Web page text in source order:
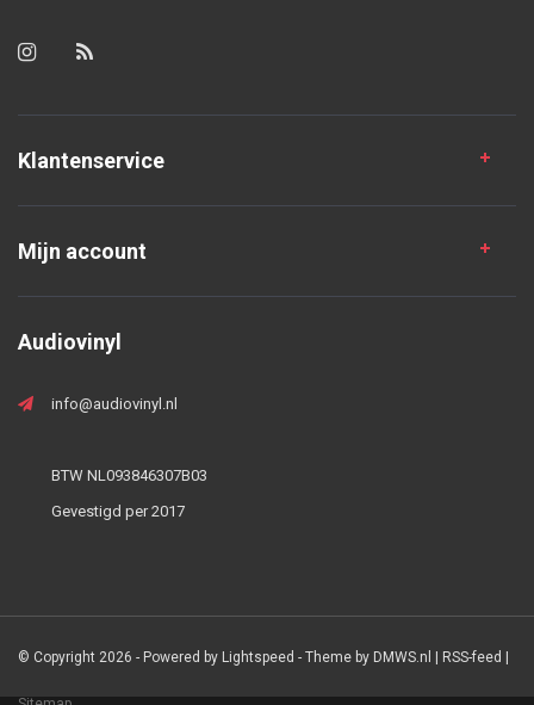
Klantenservice
Mijn account
Audiovinyl
info@audiovinyl.nl
BTW NL093846307B03
Gevestigd per 2017
© Copyright 2026 - Powered by Lightspeed - Theme by DMWS.nl | RSS-feed |